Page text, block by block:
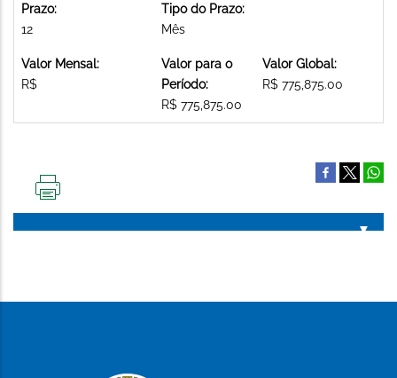
Prazo:
12
Tipo do Prazo:
Mês
Valor Mensal:
R$
Valor para o
Período:
R$ 775,875.00
Valor Global:
R$ 775,875.00
PÁGINA